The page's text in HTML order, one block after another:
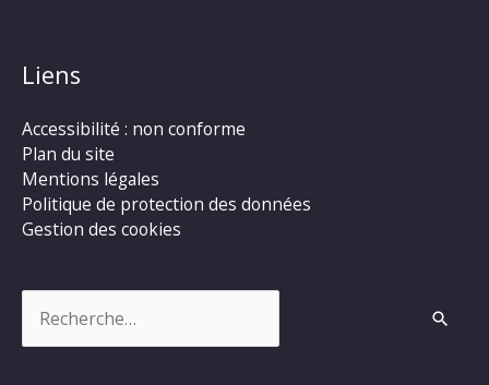
Liens
Accessibilité : non conforme
Plan du site
Mentions légales
Politique de protection des données
Gestion des cookies